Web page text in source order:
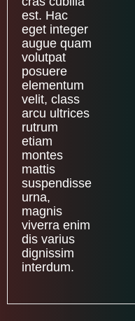
est. Hac
eget integer
augue quam
volutpat
posuere
elementum
velit, class
arcu ultrices
rutrum
etiam
montes
mattis
suspendisse
urna,
magnis
viverra enim
dis varius
dignissim
interdum.